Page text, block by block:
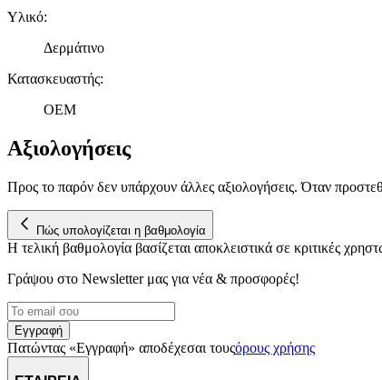
Υλικό:
Δερμάτινο
Κατασκευαστής:
OEM
Αξιολογήσεις
Προς το παρόν δεν υπάρχουν άλλες αξιολογήσεις. Όταν
Πώς υπολογίζεται η βαθμολογία
Η τελική βαθμολογία βασίζεται αποκλειστικά σε κριτικές
Γράψου στο Νewsletter μας για νέα & προσφορές!
Εγγραφή
Πατώντας «Εγγραφή» αποδέχεσαι τουςόρους χρήσης